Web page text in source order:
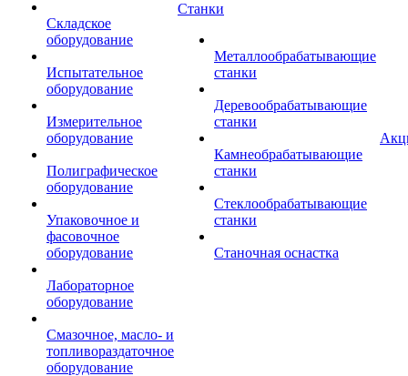
Складское
оборудование
Испытательное
оборудование
Измерительное
оборудование
Полиграфическое
оборудование
Упаковочное и
фасовочное
оборудование
Лабораторное
оборудование
Смазочное, масло- и
топливораздаточное
оборудование
Станки
Металлообрабатывающие
станки
Деревообрабатывающие
станки
Камнеобрабатывающие
станки
Стеклообрабатывающие
станки
Станочная оснастка